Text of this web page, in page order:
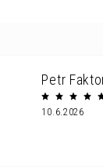
Petr
10.6.2026